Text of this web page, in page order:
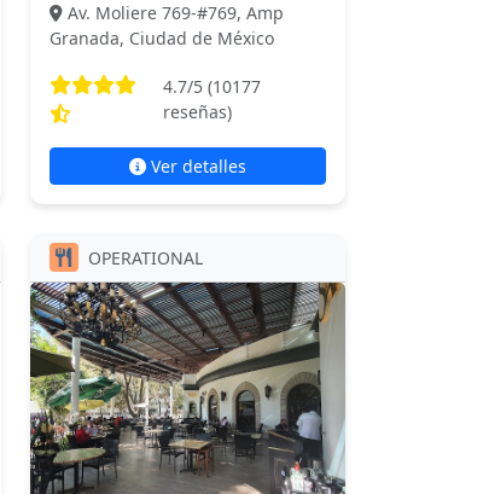
Av. Moliere 769-#769, Amp
Granada, Ciudad de México
4.7/5 (10177
reseñas)
Ver detalles
OPERATIONAL